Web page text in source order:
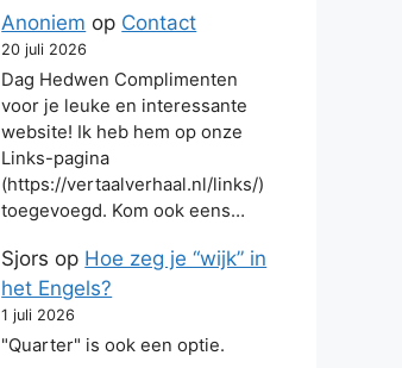
Anoniem op Contact
20 juli 2026
Dag Hedwen Complimenten
voor je leuke en interessante
website! Ik heb hem op onze
Links-pagina
(https://vertaalverhaal.nl/links/)
toegevoegd. Kom ook eens…
Sjors op Hoe zeg je “wijk” in
het Engels?
1 juli 2026
"Quarter" is ook een optie.